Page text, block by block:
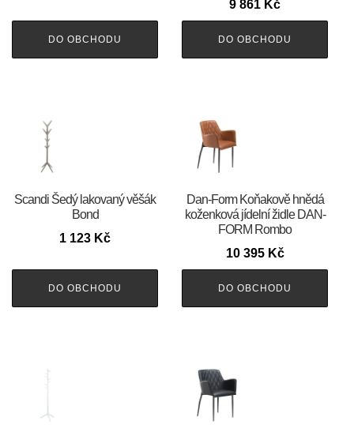
DO OBCHODU
9 861 Kč
DO OBCHODU
Scandi Šedý lakovaný věšák
Bond
1 123 Kč
DO OBCHODU
​​​​​Dan-Form Koňakově hnědá
koženková jídelní židle DAN-
FORM Rombo
10 395 Kč
DO OBCHODU